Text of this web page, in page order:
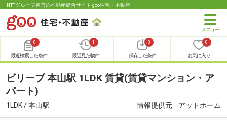
NTTグループ運営の不動産総合サイト goo住宅・不動産
0
最近検索した条件
1
最近見た物件
0
保存した条件
0
お気に入り
ビリーブ 本山駅 1LDK 賃貸(賃貸マンション・ア
パート)
1LDK / 本山駅 情報提供元 アットホーム